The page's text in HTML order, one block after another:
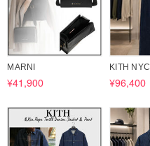
MARNI
¥41,900
KITH NYC
¥96,400